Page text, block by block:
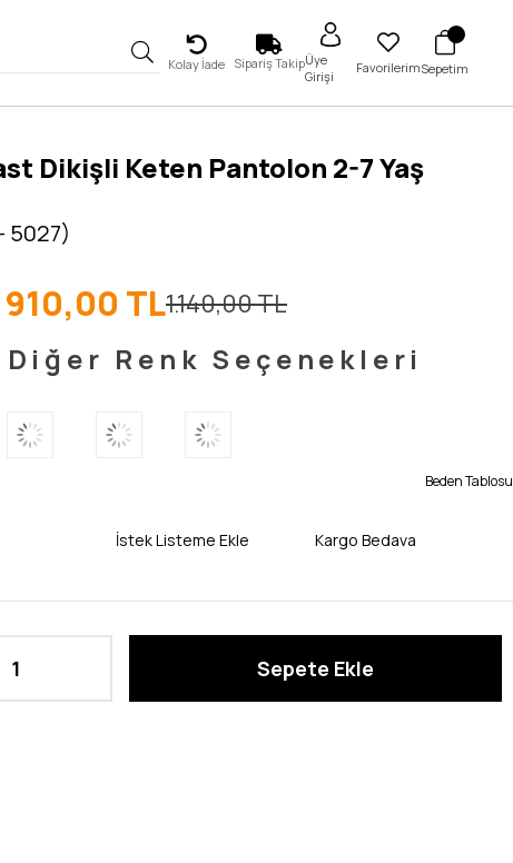
Kolay İade Sipariş TakipÜye
Girişi
FavorilerimSepetim
Dikişli Keten Pantolon 2-7 Yaş
5027)
1.140,00 TL
910,00 TL
Diğer Renk Seçenekleri
Beden Tablosu
İstek Listeme Ekle Kargo Bedava